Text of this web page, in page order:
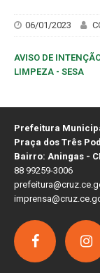
06/01/2023
AVISO DE
LIMPEZA - SESA
Prefeitura
Praça dos Três
Bairro: Aningas -
88 99259-3006